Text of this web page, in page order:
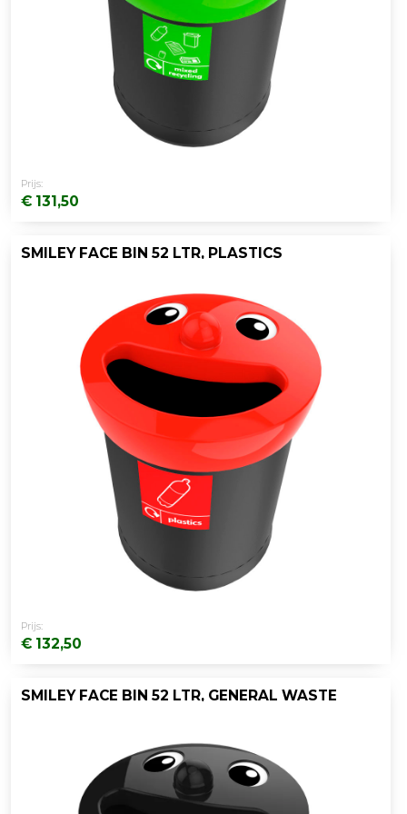
Prijs:
€ 131,50
SMILEY FACE BIN 52 LTR, PLASTICS
Prijs:
€ 132,50
SMILEY FACE BIN 52 LTR, GENERAL WASTE